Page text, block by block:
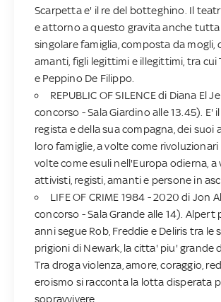
Scarpetta e' il re del botteghino. Il
e attorno a questo gravita anche tutta
singolare famiglia, composta da mogli,
amanti, figli legittimi e illegittimi, tra cui
e Peppino De Filippo.
REPUBLIC OF SILENCE di Diana El
concorso - Sala Giardino alle 13.45). E'
regista e della sua compagna, dei suoi
loro famiglie, a volte come rivoluzionari
volte come esuli nell'Europa odierna, a
attivisti, registi, amanti e persone in
LIFE OF CRIME 1984 - 2020 di Jon
concorso - Sala Grande alle 14). Alpert
anni segue Rob, Freddie e Deliris tra le
prigioni di Newark, la citta' piu' grande
Tra droga violenza, amore, coraggio,
eroismo si racconta la lotta disperata
sopravvivere.